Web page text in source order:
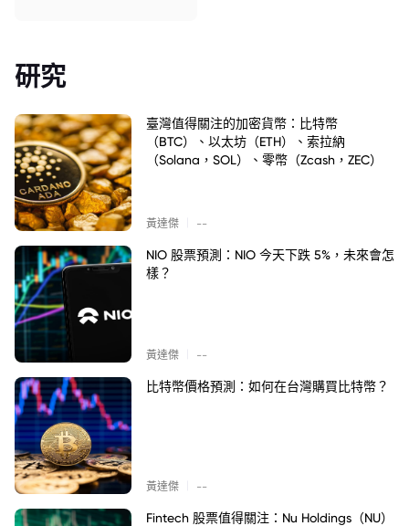
研究
臺灣值得關注的加密貨幣：比特幣
（BTC）、以太坊（ETH）、索拉納
（Solana，SOL）、零幣（Zcash，ZEC）
黃達傑 --
NIO 股票預測：NIO 今天下跌 5%，未來會怎
樣？
黃達傑 --
比特幣價格預測：如何在台灣購買比特幣？
黃達傑 --
Fintech 股票值得關注：Nu Holdings（NU）